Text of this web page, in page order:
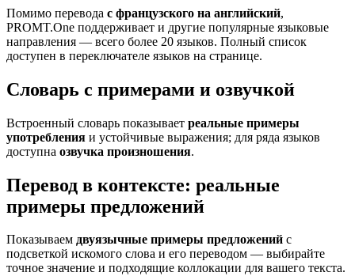
Помимо перевода с французского на английский,
PROMT.One поддерживает и другие популярные языковые
направления — всего более 20 языков. Полный список
доступен в переключателе языков на странице.
Словарь с примерами и озвучкой
Встроенный словарь показывает реальные примеры
употребления и устойчивые выражения; для ряда языков
доступна озвучка произношения.
Перевод в контексте: реальные
примеры предложений
Показываем двуязычные примеры предложений с
подсветкой искомого слова и его переводом — выбирайте
точное значение и подходящие коллокации для вашего текста.